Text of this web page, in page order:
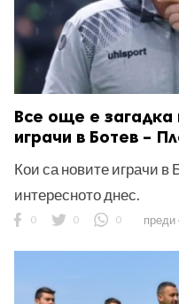
Все още е
играчи в Ботев –
Кои са новите играчи
интересното днес.
0 0 0 преди